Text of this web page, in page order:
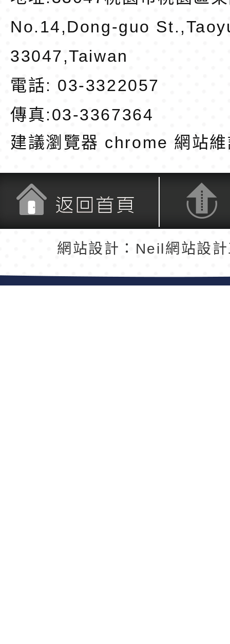
No.14,Dong-guo
33047,Taiwan
電話: 03-3322057
傳真:03-3367364
建議瀏覽器 chrome 網站
返回頂端
網站設計：Neil網站設